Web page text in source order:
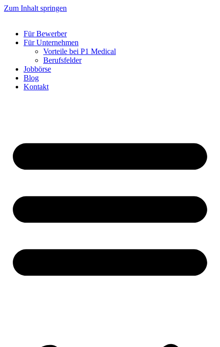
Zum Inhalt springen
Für Bewerber
Für Unternehmen
Vorteile bei P1 Medical
Berufsfelder
Jobbörse
Blog
Kontakt